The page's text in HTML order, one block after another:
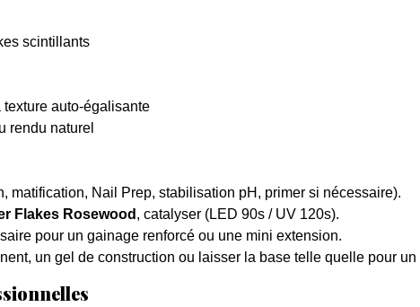
scintillants
auto-égalisante
rendu naturel
matification, Nail Prep, stabilisation pH, primer si nécessaire).
Flakes Rosewood , catalyser (LED 90s / UV 120s).
pour un gainage renforcé ou une mini extension.
un gel de construction ou laisser la base telle quelle pour un